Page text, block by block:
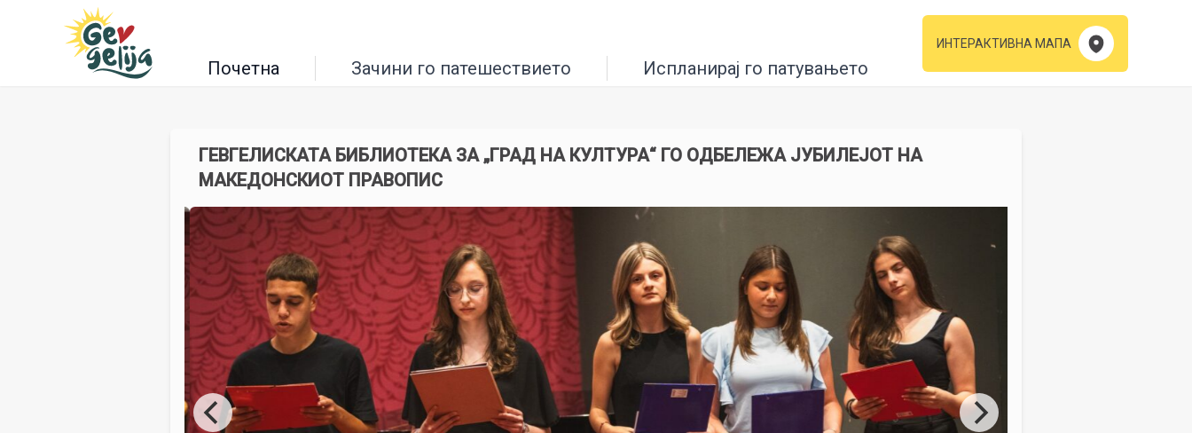
Почетна Зачини го патешествието Испланирај го патувањето
ИНТЕРАКТИВНА МАПА
ГЕВГЕЛИСКАТА БИБЛИОТЕКА ЗА „ГРАД НА КУЛТУРА“ ГО ОДБЕЛЕЖА ЈУБИЛЕЈОТ НА
МАКЕДОНСКИОТ ПРАВОПИС